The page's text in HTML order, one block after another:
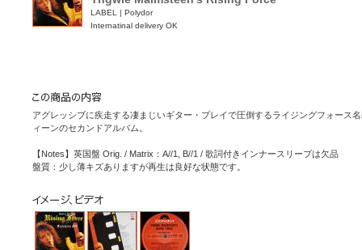
LABEL | Polydor
Internatinal delivery OK
アグレッシブに疾走する凄まじいギター・プレイで圧倒するライジングフォース
ィーンのセカンドアルバム。
【Notes】英国盤 Orig. / Matrix：A//1, B//1 / 歌詞付きインナースリーブは欠品
盤質：少し薄キズありますが再生は良好な状態です。